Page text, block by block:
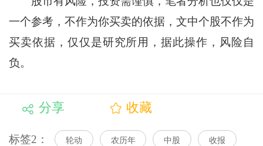
一个参考，不作为你买卖的依据，文中个股不作为
买卖依据，仅仅是研究所用，据此操作，风险自
负。
分享 收藏
标签2： 轮动 农历年 中股 收报